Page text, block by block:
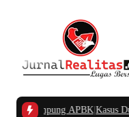
Kampung APBK|Kasus